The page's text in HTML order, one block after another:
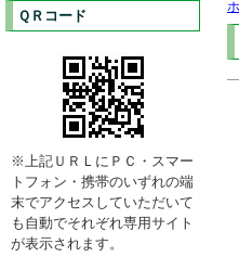
ＱＲコード
※上記ＵＲＬにＰＣ・スマー
トフォン・携帯のいずれの端
末でアクセスしていただいて
も自動でそれぞれ専用サイト
が表示されます。